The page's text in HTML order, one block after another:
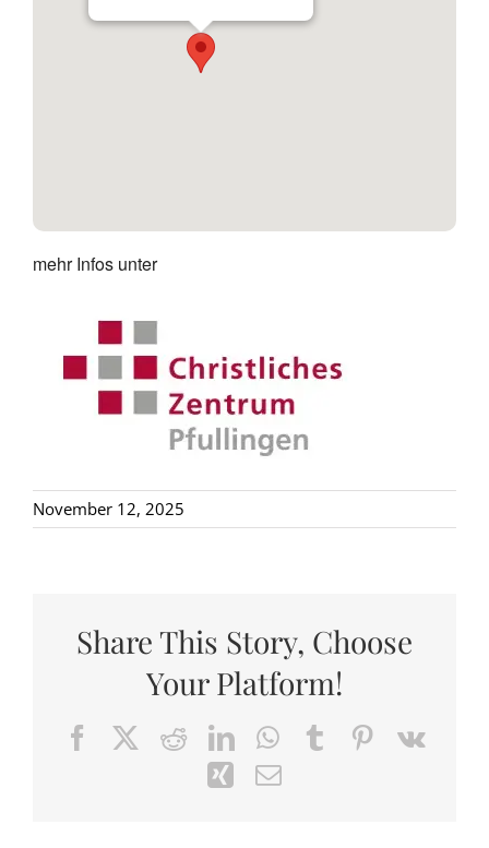
mehr Infos unter
November 12, 2025
Share This Story, Choose
Your Platform!
FacebookRedditLinkedInWhatsApp
TumblrPinterest
Vk
XingEmail